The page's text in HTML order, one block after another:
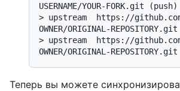
USERNAME/YOUR-FORK.git (push)
> upstream  https://
OWNER/ORIGINAL-
> upstream  https://
OWNER/ORIGINAL-
Теперь вы можете